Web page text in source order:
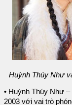
Huỳnh Thúy Như
• Huỳnh Thúy Như
2003 với vai trò